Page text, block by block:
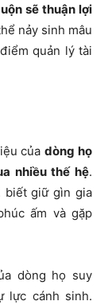
sẽ thuận lợi
nảy sinh mâu
quản lý tài
của dòng họ
nhiều thế hệ.
biết giữ gìn gia
ấm và gặp
dòng họ suy
lực cánh sinh.